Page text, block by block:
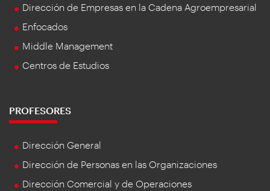
Dirección de Empresas en la Cadena Agroempresarial
Enfocados
Middle Management
Centros de Estudios
PROFESORES
Dirección General
Dirección de Personas en las Organizaciones
Dirección Comercial y de Operaciones